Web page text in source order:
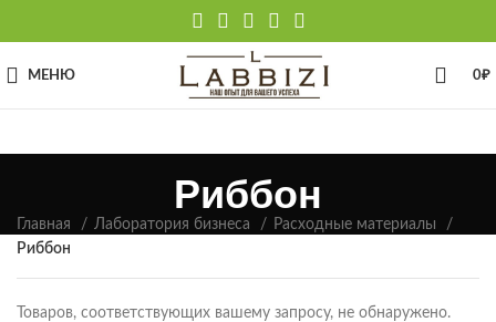
МЕНЮ 0₽
Риббон
Главная Лаборатория бизнеса
Расходные материалы
Риббон
Товаров, соответствующих вашему запросу, не обнаружено.